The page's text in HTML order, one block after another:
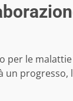
le
progresso,